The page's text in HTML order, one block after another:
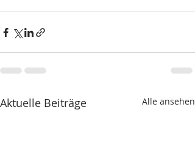
Aktuelle Beiträge Alle ansehen